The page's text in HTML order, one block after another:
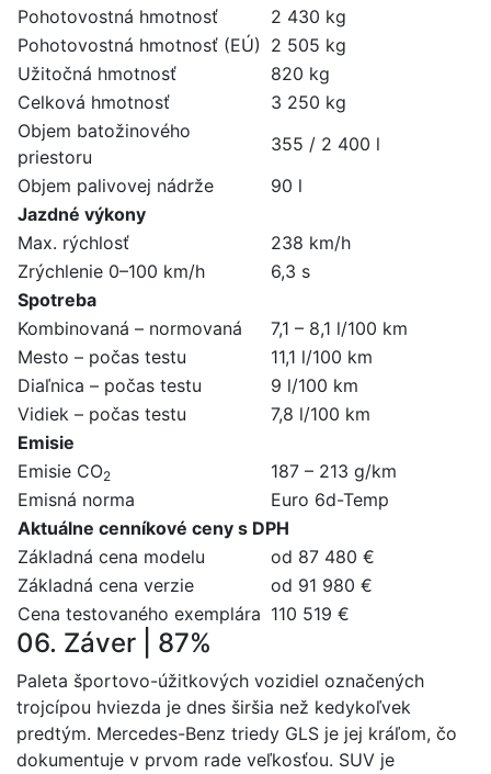
Pohotovostná hmotnosť
2 430 kg
Pohotovostná hmotnosť (EÚ) 2 505 kg
Užitočná hmotnosť
820 kg
Celková hmotnosť
3 250 kg
Objem batožinového
priestoru
355 / 2 400 l
Objem palivovej nádrže
90 l
Jazdné výkony
Max. rýchlosť
238 km/h
Zrýchlenie 0–100 km/h
6,3 s
Spotreba
Kombinovaná – normovaná
7,1 – 8,1 l/100 km
Mesto – počas testu
11,1 l/100 km
Diaľnica – počas testu
9 l/100 km
Vidiek – počas testu
7,8 l/100 km
Emisie
Emisie CO2
187 – 213 g/km
Emisná norma
Euro 6d-Temp
Aktuálne cenníkové ceny s DPH
Základná cena modelu
od 87 480 €
Základná cena verzie
od 91 980 €
Cena testovaného exemplára 110 519 €
06. Záver | 87%
Paleta športovo-úžitkových vozidiel označených
trojcípou hviezda je dnes širšia než kedykoľvek
predtým. Mercedes-Benz triedy GLS je jej kráľom, čo
dokumentuje v prvom rade veľkosťou. SUV je